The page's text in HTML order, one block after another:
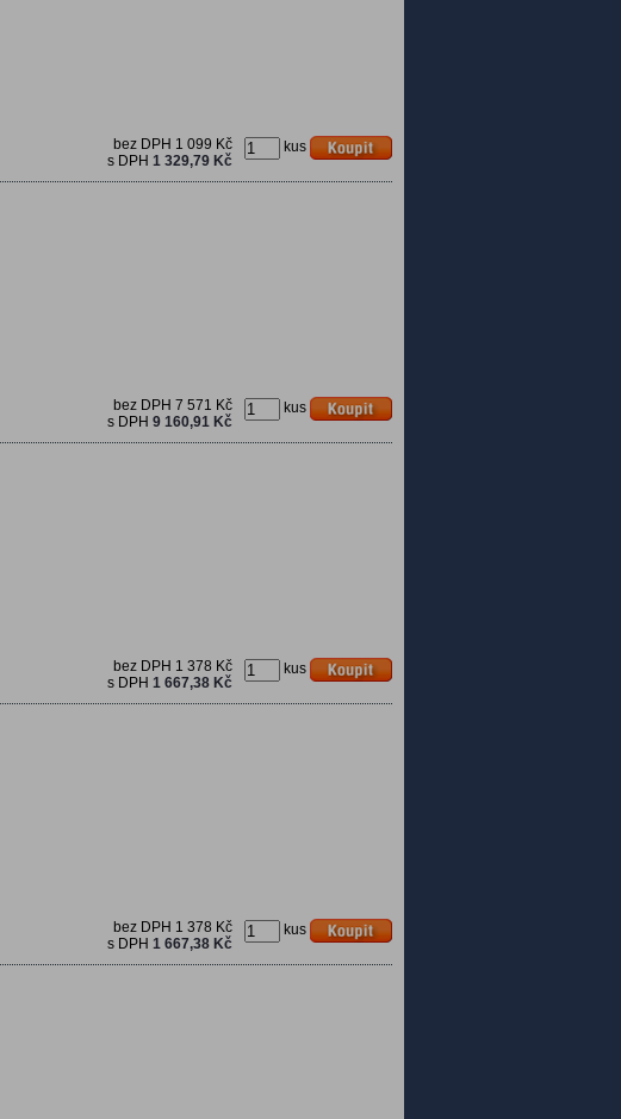
kus
bez DPH 1 099 Kč
s DPH 1 329,79 Kč
kus
bez DPH 7 571 Kč
s DPH 9 160,91 Kč
kus
bez DPH 1 378 Kč
s DPH 1 667,38 Kč
kus
bez DPH 1 378 Kč
s DPH 1 667,38 Kč